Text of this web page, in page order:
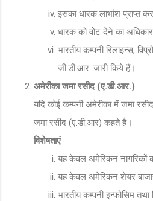
इसका धारक लाभांश प्राप्त
धारक को वोट देने का अधिकार
भारतीय कम्पनी रिलाइन्स,
जी.डी.आर. जारी किये हैं।
अमेरीका जमा रसीद (ए.डी.आर.)
यदि कोई कम्पनी अमेरीका में जमा
जमा रसीद (ए.डी.आर) कहते है।
विशेषताएं
यह केवल अमेरिकन नागरिकों
यह केवल अमेरिकन शेयर
भारतीय कम्पनी इन्फोसिम